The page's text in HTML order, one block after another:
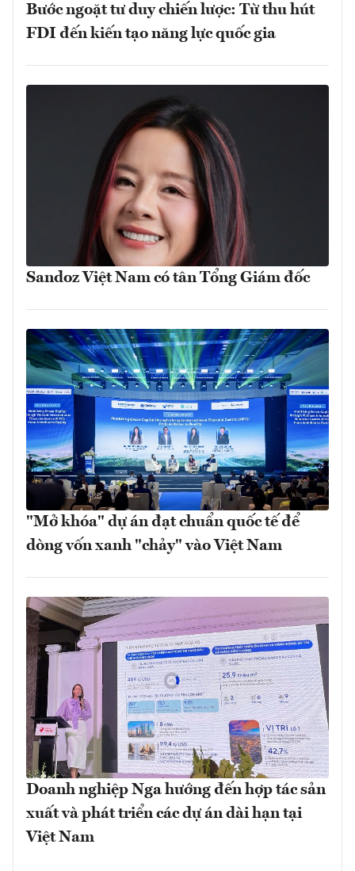
Bước ngoặt tư duy chiến lược: Từ thu hút
FDI đến kiến tạo năng lực quốc gia
Sandoz Việt Nam có tân Tổng Giám đốc
"Mở khóa" dự án đạt chuẩn quốc tế để
dòng vốn xanh "chảy" vào Việt Nam
Doanh nghiệp Nga hướng đến hợp tác sản
xuất và phát triển các dự án dài hạn tại
Việt Nam